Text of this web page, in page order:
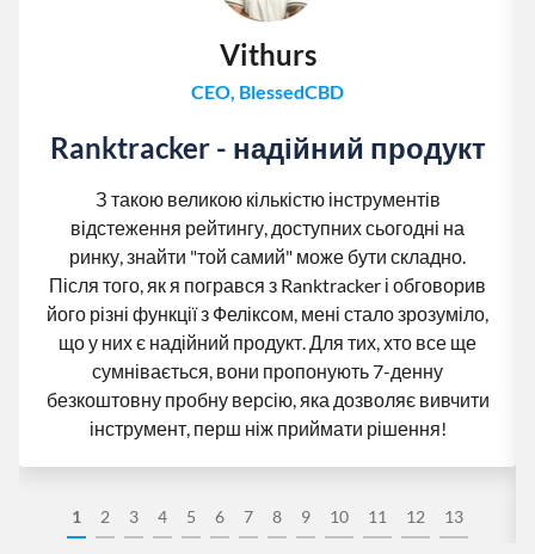
1 2 3 4 5 6 7 8 9 10 11 12 13
Vithurs
CEO, BlessedCBD
Ranktracker - надійний продукт
З такою великою кількістю інструментів
відстеження рейтингу, доступних сьогодні на
ринку, знайти "той самий" може бути складно.
Після того, як я погрався з Ranktracker і обговорив
його різні функції з Феліксом, мені стало зрозуміло,
що у них є надійний продукт. Для тих, хто все ще
сумнівається, вони пропонують 7-денну
безкоштовну пробну версію, яка дозволяє вивчити
інструмент, перш ніж приймати рішення!